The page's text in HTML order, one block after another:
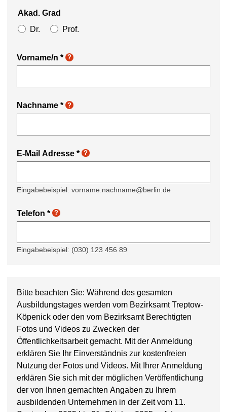
Akad. Grad
Dr.
Prof.
Vorname/n * ?
Nachname * ?
E-Mail Adresse * ?
Eingabebeispiel: vorname.nachname@berlin.de
Telefon * ?
Eingabebeispiel: (030) 123 456 89
Bitte beachten Sie: Während des gesamten
Ausbildungstages werden vom Bezirksamt Treptow-
Köpenick oder den vom Bezirksamt Berechtigten
Fotos und Videos zu Zwecken der
Öffentlichkeitsarbeit gemacht. Mit der Anmeldung
erklären Sie Ihr Einverständnis zur kostenfreien
Nutzung der Fotos und Videos. Mit Ihrer Anmeldung
erklären Sie sich mit der möglichen Veröffentlichung
der von Ihnen gemachten Angaben zu Ihrem
ausbildenden Unternehmen in der Zeit vom 11.